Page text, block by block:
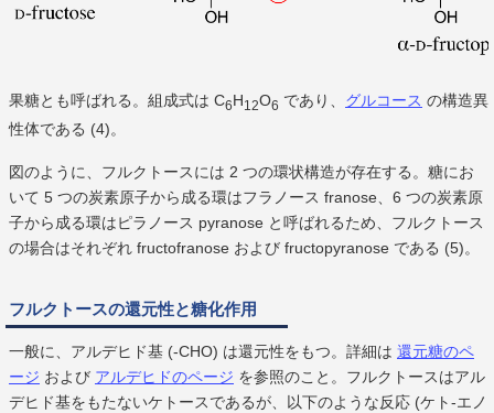
果糖とも呼ばれる。組成式は C6H12O6 であり、 グルコース の構造異
性体である (4)。
図のように、フルクトースには 2 つの環状構造が存在する。糖にお
いて 5 つの炭素原子から成る環はフラノース franose、6 つの炭素原
子から成る環はピラノース pyranose と呼ばれるため、フルクトース
の場合はそれぞれ fructofranose および fructopyranose である (5)。
フルクトースの還元性と糖化作用
一般に、アルデヒド基 (-CHO) は還元性をもつ。詳細は 還元糖のペ
ージ および アルデヒドのページ を参照のこと。フルクトースはアル
デヒド基をもたないケトースであるが、以下のような反応 (ケト-エノ